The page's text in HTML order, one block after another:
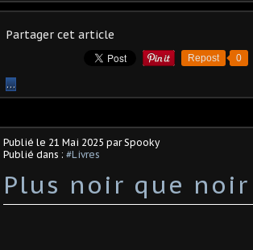
Partager cet article
Repost 0
…
Publié le 21 Mai 2025 par Spooky
Publié dans : #Livres
Plus noir que noir